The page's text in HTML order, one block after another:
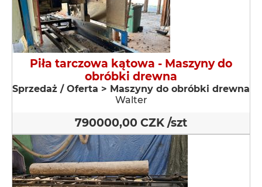
Piła tarczowa kątowa - Maszyny do
obróbki drewna
Sprzedaż / Oferta > Maszyny do obróbki drewna
Walter
790000,00 CZK /szt